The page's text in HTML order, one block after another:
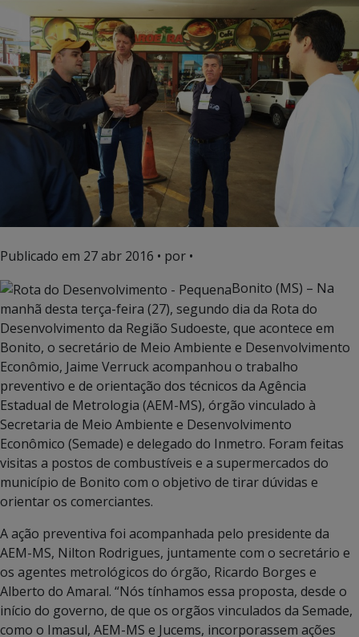
Publicado em 27 abr 2016 • por •
Bonito (MS) – Na
manhã desta terça-feira (27), segundo dia da Rota do
Desenvolvimento da Região Sudoeste, que acontece em
Bonito, o secretário de Meio Ambiente e Desenvolvimento
Econômio, Jaime Verruck acompanhou o trabalho
preventivo e de orientação dos técnicos da Agência
Estadual de Metrologia (AEM-MS), órgão vinculado à
Secretaria de Meio Ambiente e Desenvolvimento
Econômico (Semade) e delegado do Inmetro. Foram feitas
visitas a postos de combustíveis e a supermercados do
município de Bonito com o objetivo de tirar dúvidas e
orientar os comerciantes.
A ação preventiva foi acompanhada pelo presidente da
AEM-MS, Nilton Rodrigues, juntamente com o secretário e
os agentes metrológicos do órgão, Ricardo Borges e
Alberto do Amaral. “Nós tínhamos essa proposta, desde o
início do governo, de que os orgãos vinculados da Semade,
como o Imasul, AEM-MS e Jucems, incorporassem ações